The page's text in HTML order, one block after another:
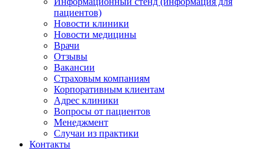
пациентов)
Новости клиники
Новости медицины
Врачи
Отзывы
Вакансии
Страховым компаниям
Корпоративным клиентам
Адрес клиники
Вопросы от пациентов
Менеджмент
Случаи из практики
Контакты